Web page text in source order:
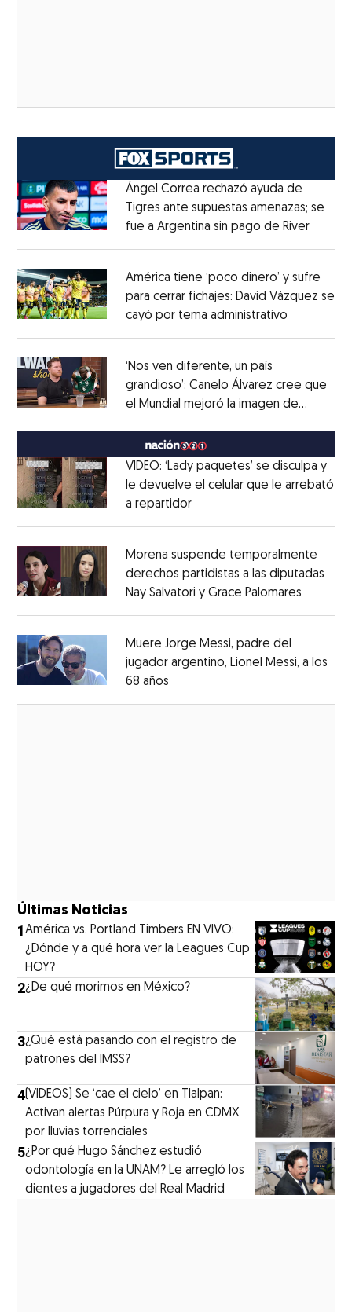
Ángel Correa rechazó ayuda de
Tigres ante supuestas amenazas; se
fue a Argentina sin pago de RiverOpens
América tiene ‘poco dinero’ y sufre
para cerrar fichajes: David Vázquez se
cayó por tema administrativo
‘Nos ven diferente, un país
grandioso’: Canelo Álvarez cree que
el Mundial mejoró la imagen de
MéxicoOpens in new window
VIDEO: ‘Lady paquetes’ se disculpa y
le devuelve el celular que le arrebató
a repartidorOpens in new window
Morena suspende temporalmente
derechos partidistas a las diputadas
Nay Salvatori y Grace Palomares
Muere Jorge Messi, padre del
jugador argentino, Lionel Messi, a los
68 años
Últimas Noticias
1América vs. Portland Timbers EN VIVO:
¿Dónde y a qué hora ver la Leagues Cup
HOY?
2¿De qué morimos en México?
3¿Qué está pasando con el registro de
patrones del IMSS?
4(VIDEOS) Se ‘cae el cielo’ en Tlalpan:
Activan alertas Púrpura y Roja en CDMX
por lluvias torrenciales
5¿Por qué Hugo Sánchez estudió
odontología en la UNAM? Le arregló los
dientes a jugadores del Real Madrid